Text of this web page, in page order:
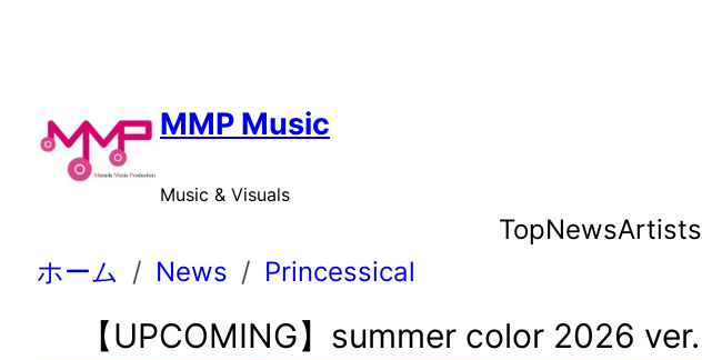
MMP Music
Music & Visuals
TopNewsArtists
ホーム
News Princessical
【UPCOMING】summer color 2026 ver.